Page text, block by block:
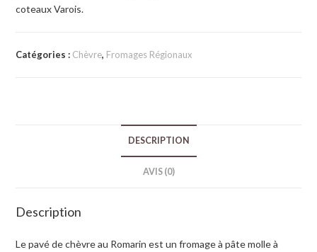
coteaux Varois.
Catégories : Chèvre, Fromages Régionaux
DESCRIPTION
AVIS (0)
Description
Le pavé de chèvre au Romarin est un fromage à pâte molle à